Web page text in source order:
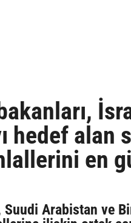
alan
en
Suudi Arabistan ve